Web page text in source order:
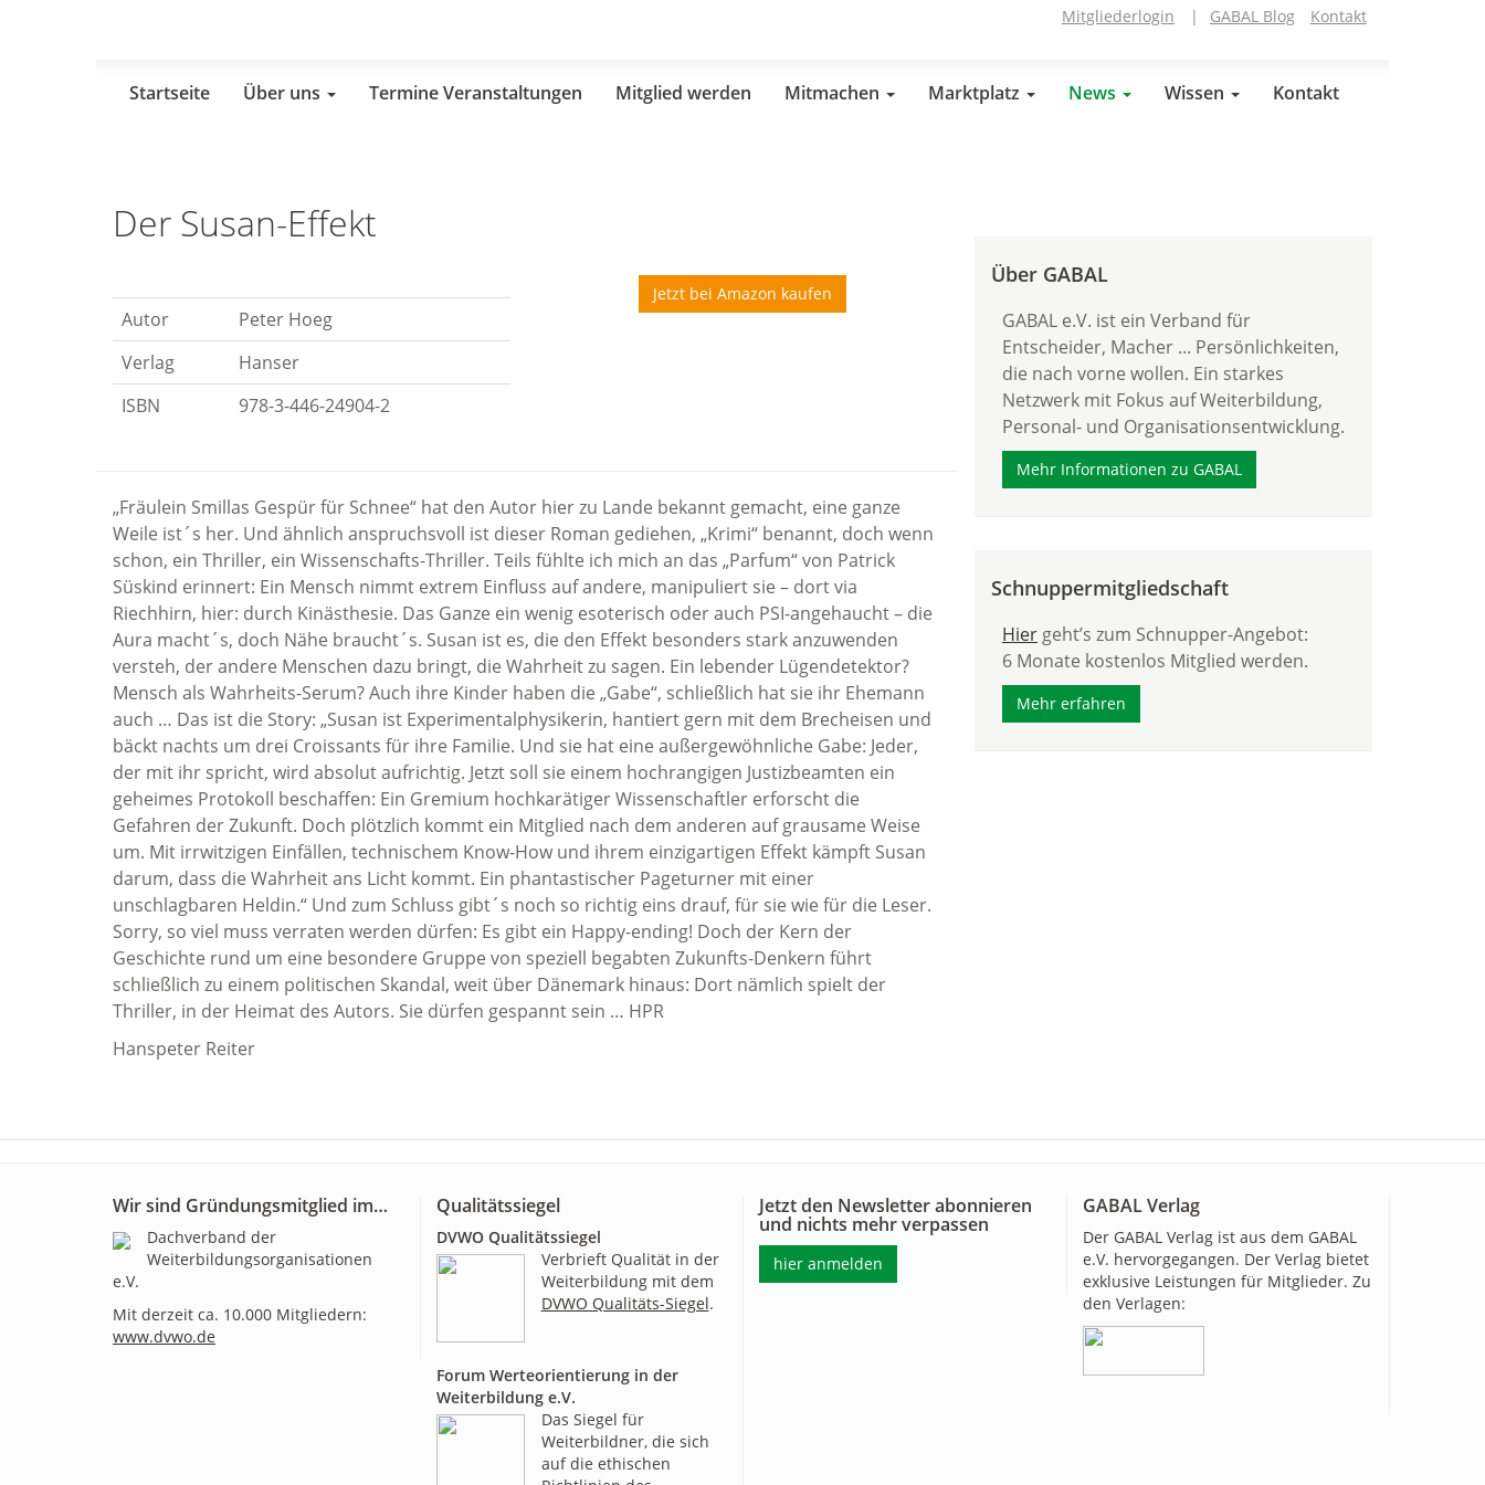
Mitgliederlogin | GABAL Blog Kontakt
Startseite Über uns Termine Veranstaltungen Mitglied werden Mitmachen Marktplatz News Wissen Kontakt
Der Susan-Effekt
Autor
Peter Hoeg
Verlag
Hanser
ISBN
978-3-446-24904-2
Jetzt bei Amazon kaufen
„Fräulein Smillas Gespür für Schnee“ hat den Autor hier zu Lande bekannt gemacht, eine ganze
Weile ist´s her. Und ähnlich anspruchsvoll ist dieser Roman gediehen, „Krimi“ benannt, doch wenn
schon, ein Thriller, ein Wissenschafts-Thriller. Teils fühlte ich mich an das „Parfum“ von Patrick
Süskind erinnert: Ein Mensch nimmt extrem Einfluss auf andere, manipuliert sie – dort via
Riechhirn, hier: durch Kinästhesie. Das Ganze ein wenig esoterisch oder auch PSI-angehaucht – die
Aura macht´s, doch Nähe braucht´s. Susan ist es, die den Effekt besonders stark anzuwenden
versteh, der andere Menschen dazu bringt, die Wahrheit zu sagen. Ein lebender Lügendetektor?
Mensch als Wahrheits-Serum? Auch ihre Kinder haben die „Gabe“, schließlich hat sie ihr Ehemann
auch … Das ist die Story: „Susan ist Experimentalphysikerin, hantiert gern mit dem Brecheisen und
bäckt nachts um drei Croissants für ihre Familie. Und sie hat eine außergewöhnliche Gabe: Jeder,
der mit ihr spricht, wird absolut aufrichtig. Jetzt soll sie einem hochrangigen Justizbeamten ein
geheimes Protokoll beschaffen: Ein Gremium hochkarätiger Wissenschaftler erforscht die
Gefahren der Zukunft. Doch plötzlich kommt ein Mitglied nach dem anderen auf grausame Weise
um. Mit irrwitzigen Einfällen, technischem Know-How und ihrem einzigartigen Effekt kämpft Susan
darum, dass die Wahrheit ans Licht kommt. Ein phantastischer Pageturner mit einer
unschlagbaren Heldin.“ Und zum Schluss gibt´s noch so richtig eins drauf, für sie wie für die Leser.
Sorry, so viel muss verraten werden dürfen: Es gibt ein Happy-ending! Doch der Kern der
Geschichte rund um eine besondere Gruppe von speziell begabten Zukunfts-Denkern führt
schließlich zu einem politischen Skandal, weit über Dänemark hinaus: Dort nämlich spielt der
Thriller, in der Heimat des Autors. Sie dürfen gespannt sein … HPR
Hanspeter Reiter
Über GABAL
GABAL e.V. ist ein Verband für
Entscheider, Macher ... Persönlichkeiten,
die nach vorne wollen. Ein starkes
Netzwerk mit Fokus auf Weiterbildung,
Personal- und Organisationsentwicklung.
Mehr Informationen zu GABAL
Schnuppermitgliedschaft
Hier geht’s zum Schnupper-Angebot:
6 Monate kostenlos Mitglied werden.
Mehr erfahren
Wir sind Gründungsmitglied im…
Dachverband der
Weiterbildungsorganisationen
e.V.
Mit derzeit ca. 10.000 Mitgliedern:
www.dvwo.de
Qualitätssiegel
DVWO Qualitätssiegel
Verbrieft Qualität in der
Weiterbildung mit dem
DVWO Qualitäts-Siegel.
Forum Werteorientierung in der
Weiterbildung e.V.
Das Siegel für
Weiterbildner, die sich
auf die ethischen
Jetzt den Newsletter abonnieren
und nichts mehr verpassen
hier anmelden
GABAL Verlag
Der GABAL Verlag ist aus dem GABAL
e.V. hervorgegangen. Der Verlag bietet
exklusive Leistungen für Mitglieder. Zu
den Verlagen: